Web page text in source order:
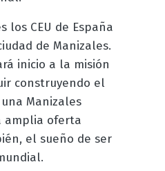
los CEU de España
de Manizales.
inicio a la misión
construyendo el
Manizales
amplia oferta
el sueño de ser